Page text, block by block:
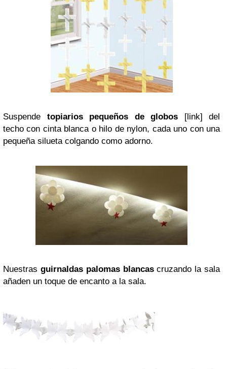
Suspende topiarios pequeños de globos [link] del
techo con cinta blanca o hilo de nylon, cada uno con una
pequeña silueta colgando como adorno.
Nuestras guirnaldas palomas blancascruzando la sala
añaden un toque de encanto a la sala.